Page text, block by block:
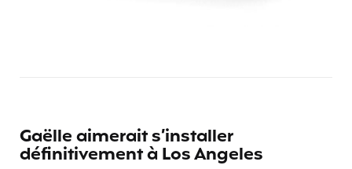
Gaëlle aimerait s’installer
définitivement à Los Angeles